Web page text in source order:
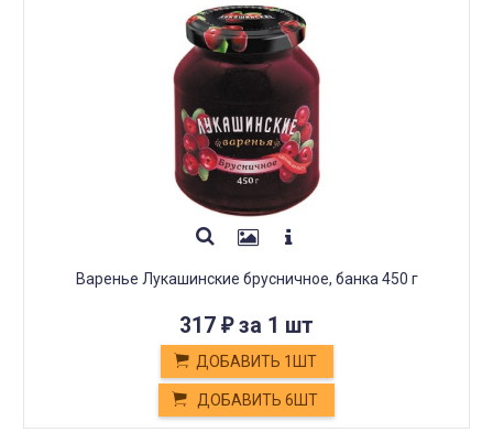
Варенье Лукашинские брусничное, банка 450 г
317 ₽за 1 шт
ДОБАВИТЬ 1ШТ
ДОБАВИТЬ 6ШТ